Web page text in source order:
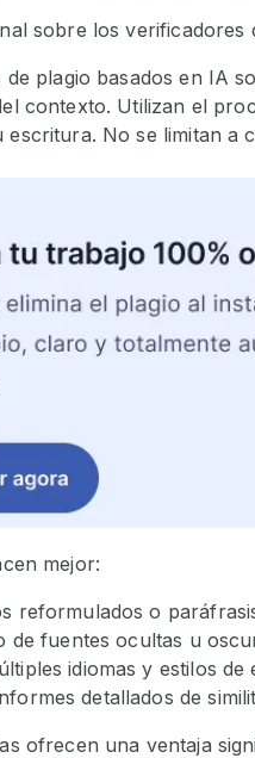
sobre los verificadores
plagio basados en IA
contexto. Utilizan el
escritura. No se limitan a
mejor:
reformulados o
de fuentes ocultas u
idiomas y estilos de
detallados de
ofrecen una ventaja